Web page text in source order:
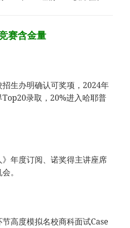
赛含金量​
生办明确认可奖项，2024年
录取，20%进入哈耶普
年度订阅、诺奖得主讲座席
。
高度模拟名校商科面试Case